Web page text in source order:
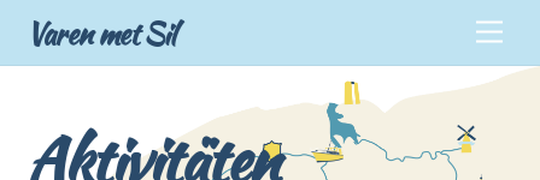
Varen met Sil
Aktivitäten